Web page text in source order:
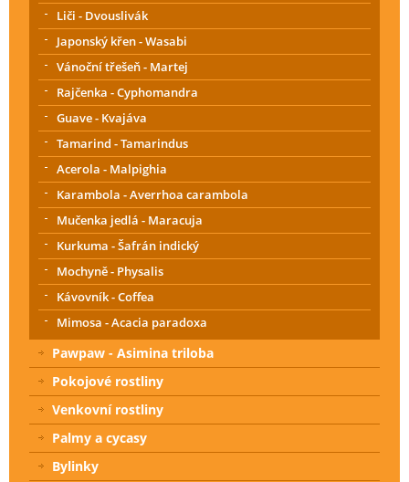
Liči - Dvouslivák
Japonský křen - Wasabi
Vánoční třešeň - Martej
Rajčenka - Cyphomandra
Guave - Kvajáva
Tamarind - Tamarindus
Acerola - Malpighia
Karambola - Averrhoa carambola
Mučenka jedlá - Maracuja
Kurkuma - Šafrán indický
Mochyně - Physalis
Kávovník - Coffea
Mimosa - Acacia paradoxa
Pawpaw - Asimina triloba
Pokojové rostliny
Venkovní rostliny
Palmy a cycasy
Bylinky